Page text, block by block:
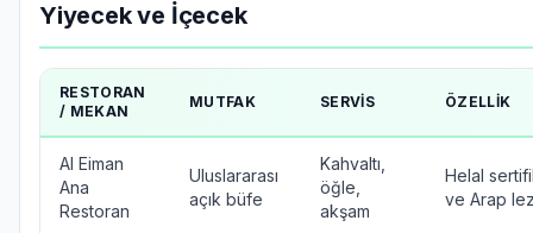
Yiyecek ve İçecek
RESTORAN
/ MEKAN
MUTFAK SERVIS ÖZELLIK
Al Eiman
Ana
Restoran
Uluslararası
açık büfe
Kahvaltı,
öğle,
akşam
Helal
ve Arap